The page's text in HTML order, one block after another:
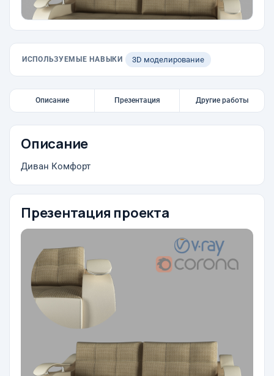
ИСПОЛЬЗУЕМЫЕ НАВЫКИ 3D моделирование
Описание Презентация Другие работы
Описание
Диван Комфорт
Презентация проекта